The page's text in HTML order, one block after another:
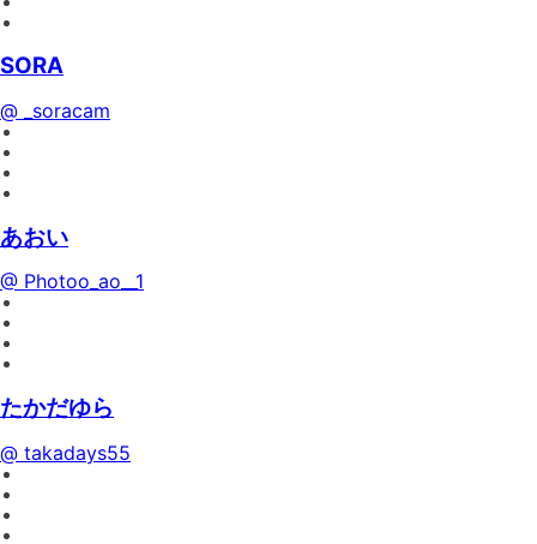
SORA
@ _soracam
あおい
@ Photoo_ao__1
たかだゆら
@ takadays55